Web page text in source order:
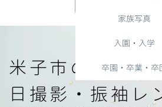
家族写真
入園・入学
卒園・卒業・卒
米子市の成人式
日撮影・振袖レ